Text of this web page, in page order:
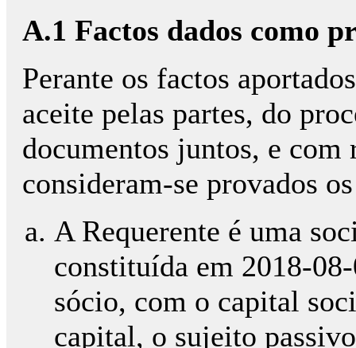
A.1 Factos dados como
Perante os factos
aceite pelas partes, do
documentos juntos, e com
consideram-se provados
A Requerente é uma
constituída em 2018-
sócio, com o capital
capital, o sujeito